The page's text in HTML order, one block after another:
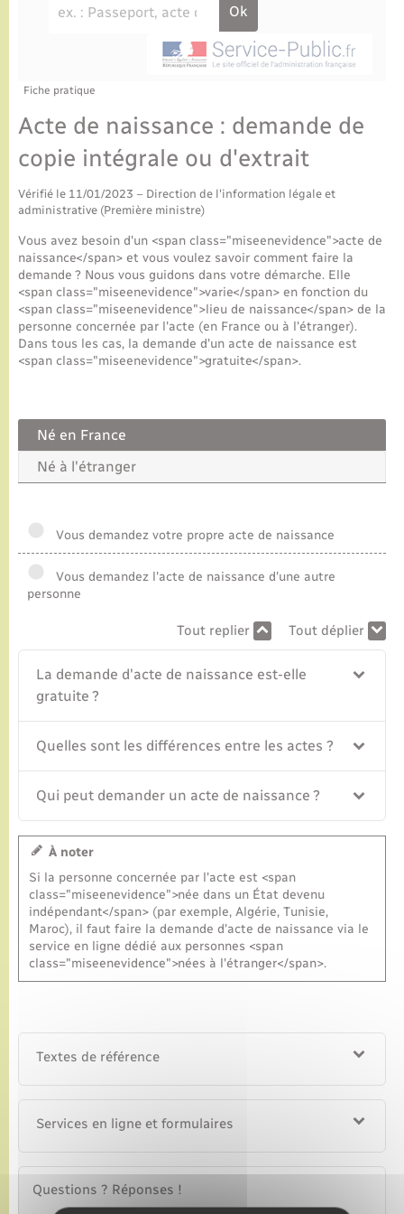
Fiche pratique
Acte de naissance : demande de
copie intégrale ou d'extrait
Vérifié le 11/01/2023 – Direction de l'information légale et
administrative (Première ministre)
Vous avez besoin d'un <span class="miseenevidence">acte de
naissance</span> et vous voulez savoir comment faire la
demande ? Nous vous guidons dans votre démarche. Elle
<span class="miseenevidence">varie</span> en fonction du
<span class="miseenevidence">lieu de naissance</span> de la
personne concernée par l'acte (en France ou à l'étranger).
Dans tous les cas, la demande d'un acte de naissance est
<span class="miseenevidence">gratuite</span>.
Né en France
Né à l'étranger
Vous demandez votre propre acte de naissance
Vous demandez l'acte de naissance d'une autre
personne
Tout replier Tout déplier
La demande d'acte de naissance est-elle
gratuite ?
Quelles sont les différences entre les actes ?
Qui peut demander un acte de naissance ?
À noter
Si la personne concernée par l'acte est <span
class="miseenevidence">née dans un État devenu
indépendant</span> (par exemple, Algérie, Tunisie,
Maroc), il faut faire la demande d'acte de naissance via le
service en ligne dédié aux personnes <span
class="miseenevidence">nées à l'étranger</span>.
Textes de référence
Services en ligne et formulaires
Questions ? Réponses !